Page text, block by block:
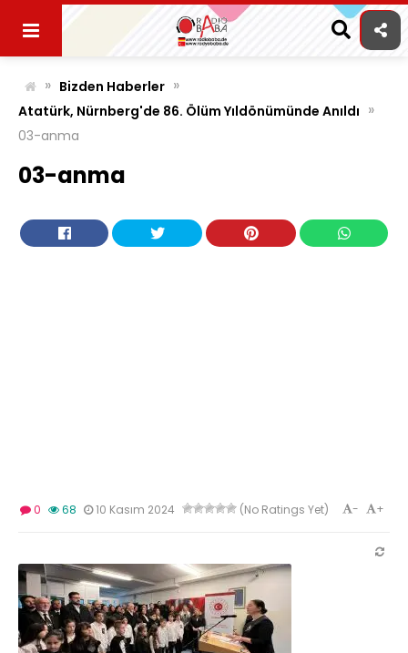
content
» Bizden Haberler »
Atatürk, Nürnberg'de 86. Ölüm Yıldönümünde Anıldı »
03-anma
03-anma
0 68 10 Kasım 2024 (No Ratings Yet) +
-